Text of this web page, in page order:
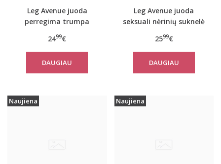
Leg Avenue juoda
perregima trumpa
2499€
DAUGIAU
Leg Avenue juoda
seksuali nėrinių suknelė
2599€
DAUGIAU
Naujiena Naujiena